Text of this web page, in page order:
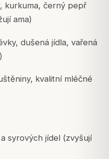
kurkuma, černý pepř
ama)
dušená jídla, vařená
kvalitní mléčné
syrových jídel (zvyšují